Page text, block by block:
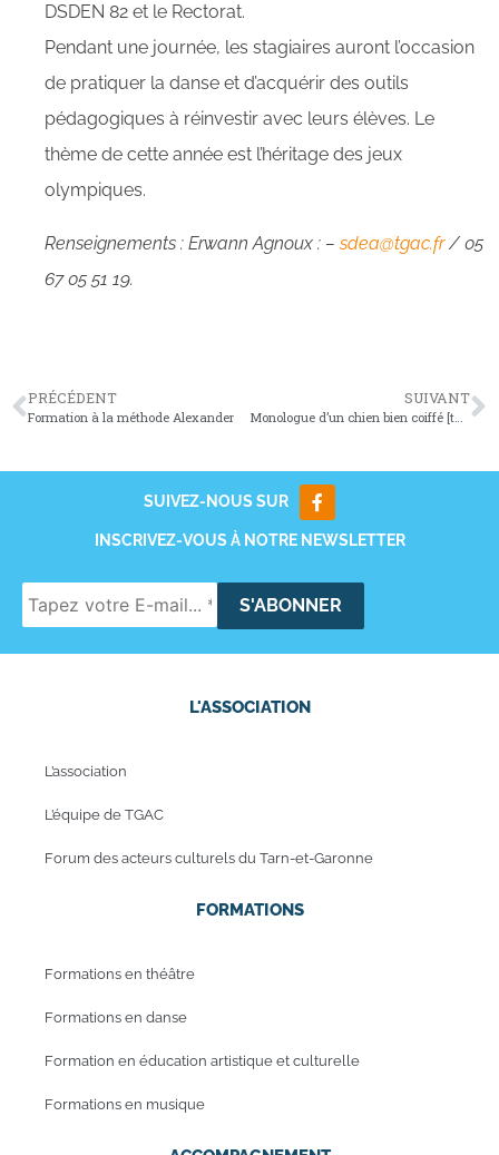
DSDEN 82 et le Rectorat.
Pendant une journée, les stagiaires auront l’occasion
de pratiquer la danse et d’acquérir des outils
pédagogiques à réinvestir avec leurs élèves. Le
thème de cette année est l’héritage des jeux
olympiques.
Renseignements : Erwann Agnoux : –sdea@tgac.fr/ 05
67 05 51 19.
PRÉCÉDENT
Formation à la méthode Alexander
SUIVANT
Monologue d’un chien bien coiffé [théâtre gestuel et visuel] Le 9 février 2025
SUIVEZ-NOUS SUR
INSCRIVEZ-VOUS À NOTRE NEWSLETTER
L'ASSOCIATION
L’association
L’équipe de TGAC
Forum des acteurs culturels du Tarn-et-Garonne
FORMATIONS
Formations en théâtre
Formations en danse
Formation en éducation artistique et culturelle
Formations en musique